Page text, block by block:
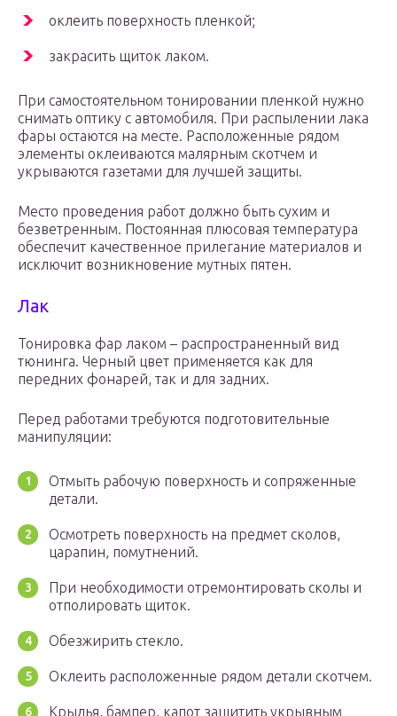
оклеить поверхность пленкой;
закрасить щиток лаком.
При самостоятельном тонировании пленкой нужно
снимать оптику с автомобиля. При распылении лака
фары остаются на месте. Расположенные рядом
элементы оклеиваются малярным скотчем и
укрываются газетами для лучшей защиты.
Место проведения работ должно быть сухим и
безветренным. Постоянная плюсовая температура
обеспечит качественное прилегание материалов и
исключит возникновение мутных пятен.
Лак
Тонировка фар лаком – распространенный вид
тюнинга. Черный цвет применяется как для
передних фонарей, так и для задних.
Перед работами требуются подготовительные
манипуляции:
Отмыть рабочую поверхность и сопряженные
детали.
Осмотреть поверхность на предмет сколов,
царапин, помутнений.
При необходимости отремонтировать сколы и
отполировать щиток.
Обезжирить стекло.
Оклеить расположенные рядом детали скотчем.
Крылья, бампер, капот защитить укрывным